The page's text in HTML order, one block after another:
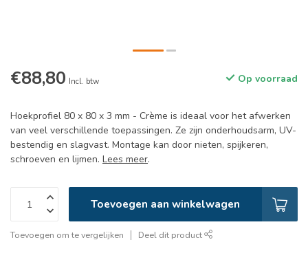
€88,80 Incl. btw Op voorraad
Hoekprofiel 80 x 80 x 3 mm - Crème is ideaal voor het afwerken
van veel verschillende toepassingen. Ze zijn onderhoudsarm, UV-
bestendig en slagvast. Montage kan door nieten, spijkeren,
schroeven en lijmen. Lees meer.
Toevoegen aan winkelwagen
Toevoegen om te vergelijken Deel dit product